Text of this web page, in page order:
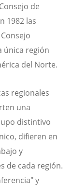
de
1982 las
única región
del Norte.
regionales
una
distintivo
difieren en
y
de cada región.
y